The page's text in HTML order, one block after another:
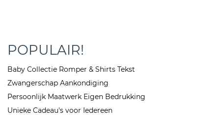
POPULAIR!
Baby Collectie Romper & Shirts Tekst
Zwangerschap Aankondiging
Persoonlijk Maatwerk Eigen Bedrukking
Unieke Cadeau's voor Iedereen